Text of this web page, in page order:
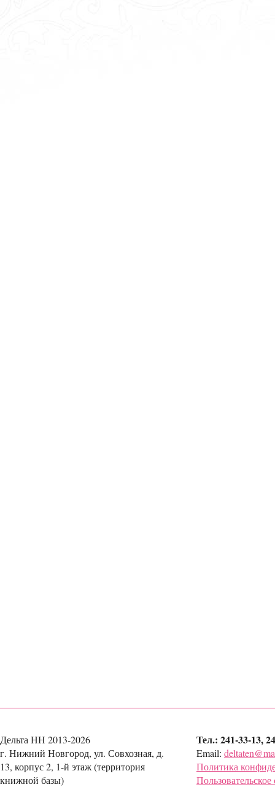
Дельта НН 2013-2026
г. Нижний Новгород, ул. Совхозная, д.
13, корпус 2, 1-й этаж (территория
книжной базы)
Тел.: 241-33-13,
Email:
Политика